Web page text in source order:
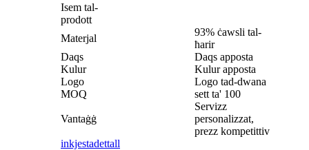
Isem tal-
prodott
Materjal
93% ċawsli tal-
ħarir
Daqs
Daqs apposta
Kulur
Kulur apposta
Logo
Logo tad-dwana
MOQ
sett ta' 100
Vantaġġ
Servizz
personalizzat,
prezz kompetittiv
inkjestadettall